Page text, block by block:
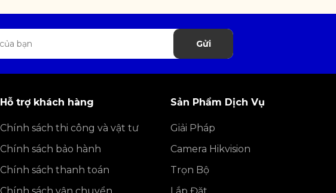
Gửi
Hỗ trợ khách hàng
Chính sách thi công và vật tư
Chính sách bảo hành
Chính sách thanh toán
Sản Phẩm Dịch Vụ
Giải Pháp
Camera Hikvision
Trọn Bộ